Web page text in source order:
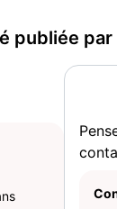
publiée par